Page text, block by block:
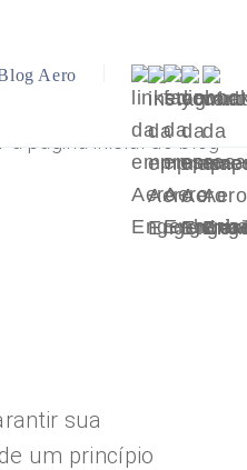
Aero
a página inicial do blog
sua
um princípio